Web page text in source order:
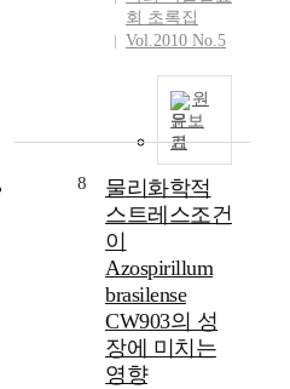
회 초록집
Vol.2010 No.5
원
문보
기
8
물리화학적
스트레스조건
이
Azospirillum
brasilense
CW903의 성
장에 미치는
영향